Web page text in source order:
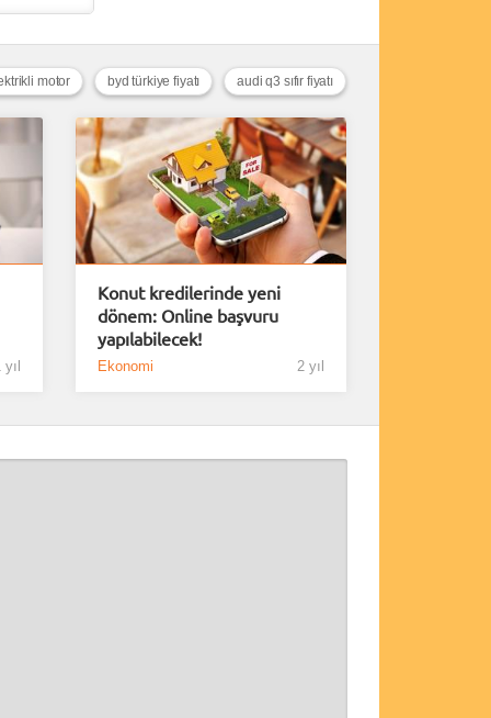
audi q3 sıfır fiyatı
byd türkiye fiyatı
motor
Konut kredilerinde yeni
dönem: Online başvuru
yapılabilecek!
Ekonomi 2 yıl